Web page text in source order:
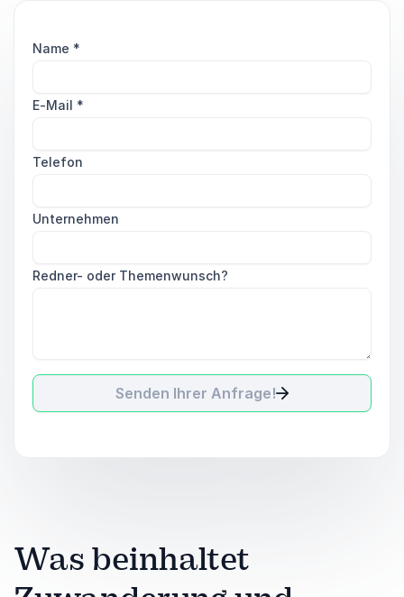
Name *
E-Mail *
Telefon
Unternehmen
Redner- oder Themenwunsch?
Senden Ihrer Anfrage!
Was beinhaltet